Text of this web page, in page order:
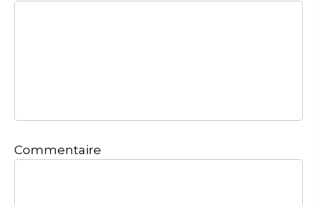
Commentaire